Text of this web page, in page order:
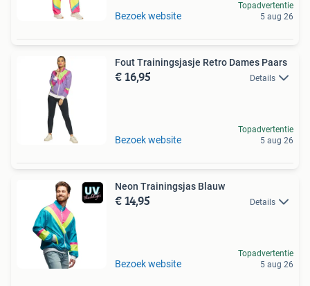
Bezoek website
Topadvertentie
5 aug 26
Fout Trainingsjasje Retro Dames Paars
€ 16,95 Details
Bezoek website
Topadvertentie
5 aug 26
Neon Trainingsjas Blauw
€ 14,95 Details
Bezoek website
Topadvertentie
5 aug 26